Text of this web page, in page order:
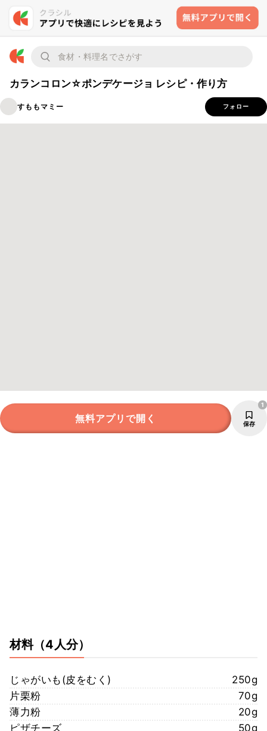
カランコロン☆ポンデケージョ レシピ・作り方
すももマミー フォロー
無料アプリで開く 保存
1
材料（4人分）
じゃがいも(皮をむく)
250g
片栗粉
70g
薄力粉
20g
ピザチーズ
50g